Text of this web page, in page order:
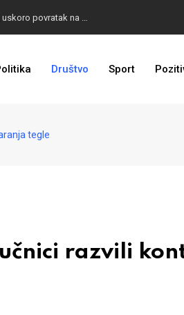
Društvo Sport
tegle
razvili